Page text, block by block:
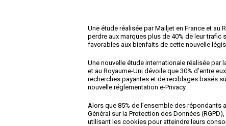
Une étude réalisée par Mailjet en France et au
perdre aux marques plus de 40% de leur
favorables aux bienfaits de cette nouvelle
Une nouvelle étude internationale réalisée par
et au Royaume-Uni dévoile que 30% d’entre
recherches payantes et de reciblages basés
nouvelle réglementation e-Privacy.
Alors que 85% de l’ensemble des répondants
Général sur la Protection des Données
utilisant les cookies pour atteindre leurs